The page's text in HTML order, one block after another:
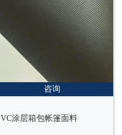
咨询
涂层箱包帐篷面料